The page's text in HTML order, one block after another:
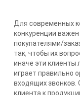
Для современных
конкуренции
покупателями/
так, чтобы их
иначе эти клиенты
играет правильно
входящих звонков.
клиента к